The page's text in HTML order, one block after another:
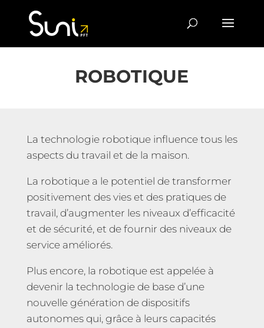
ROBOTIQUE
La technologie robotique influence tous les
aspects du travail et de la maison.
La robotique a le potentiel de transformer
positivement des vies et des pratiques de
travail, d’augmenter les niveaux d’efficacité
et de sécurité, et de fournir des niveaux de
service améliorés.
Plus encore, la robotique est appelée à
devenir la technologie de base d’une
nouvelle génération de dispositifs
autonomes qui, grâce à leurs capacités